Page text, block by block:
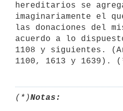
hereditarios se
imaginariamente el
las donaciones del
acuerdo a lo
1108 y siguientes.
(*)Notas: